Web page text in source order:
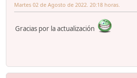
Martes 02 de Agosto de 2022. 20:18 horas.
Gracias por la actualización